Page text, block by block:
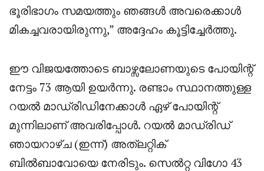
ഭൂരിഭാഗം സമയത്തും ഞങ്ങൾ അവരെക്കാൾ
മികച്ചവരായിരുന്നു,” അദ്ദേഹം കൂട്ടിച്ചേർത്തു.
ഈ വിജയത്തോടെ ബാഴ്സലോണയുടെ പോയിന്റ്
നേട്ടം 73 ആയി ഉയർന്നു. രണ്ടാം സ്ഥാനത്തുള്ള
റയൽ മാഡ്രിഡിനേക്കാൾ ഏഴ് പോയിന്റ്
മുന്നിലാണ് അവരിപ്പോൾ. റയൽ മാഡ്രിഡ്
ഞായറാഴ്ച (ഇന്ന്) അത്‌ലറ്റിക്
ബിൽബാവോയെ നേരിടും. സെൽറ്റ വിഗോ 43